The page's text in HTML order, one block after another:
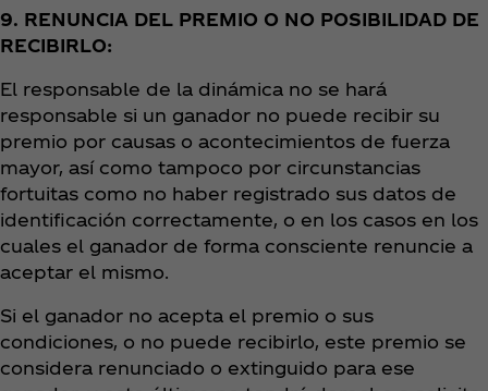
9. RENUNCIA DEL PREMIO O NO POSIBILIDAD DE
RECIBIRLO:
El responsable de la dinámica no se hará
responsable si un ganador no puede recibir su
premio por causas o acontecimientos de fuerza
mayor, así como tampoco por circunstancias
fortuitas como no haber registrado sus datos de
identificación correctamente, o en los casos en los
cuales el ganador de forma consciente renuncie a
aceptar el mismo.
Si el ganador no acepta el premio o sus
condiciones, o no puede recibirlo, este premio se
considera renunciado o extinguido para ese